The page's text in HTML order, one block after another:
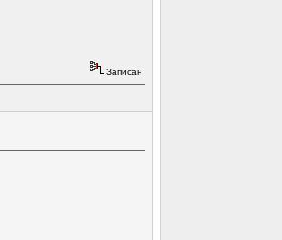
Записан